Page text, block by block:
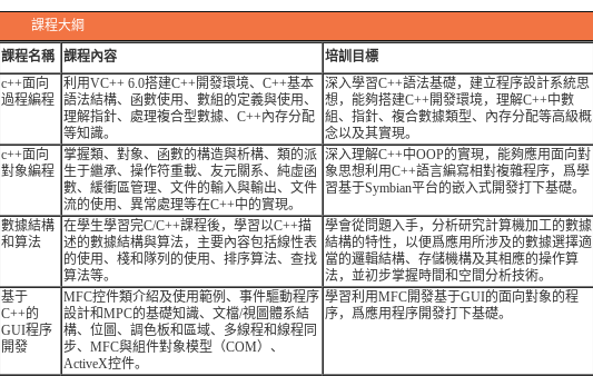
課程大綱
課程名稱
課程內容
培訓目標
c++面向
過程編程
利用VC++ 6.0搭建C++開發環境、C++基本
語法結構、函數使用、數組的定義與使用、
理解指針、處理複合型數據、C++內存分配
等知識。
深入學習C++語法基礎，建立程序設計系統思
想，能夠搭建C++開發環境，理解C++中數
組、指針、複合數據類型、內存分配等高級概
念以及其實現。
c++面向
對象編程
掌握類、對象、函數的構造與析構、類的派
生于繼承、操作符重載、友元關系、純虛函
數、緩衝區管理、文件的輸入與輸出、文件
流的使用、異常處理等在C++中的實現。
深入理解C++中OOP的實現，能夠應用面向對
象思想利用C++語言編寫相對複雜程序，爲學
習基于Symbian平台的嵌入式開發打下基礎。
數據結構
和算法
在學生學習完C/C++課程後，學習以C++描
述的數據結構與算法，主要內容包括線性表
的使用、棧和隊列的使用、排序算法、查找
算法等。
學會從問題入手，分析研究計算機加工的數據
結構的特性，以便爲應用所涉及的數據選擇適
當的邏輯結構、存儲機構及其相應的操作算
法，並初步掌握時間和空間分析技術。
基于
C++的
GUI程序
開發
MFC控件類介紹及使用範例、事件驅動程序
設計和MPC的基礎知識、文檔/視圖體系結
構、位圖、調色板和區域、多線程和線程同
步、MFC與組件對象模型（COM）、
ActiveX控件。
學習利用MFC開發基于GUI的面向對象的程
序，爲應用程序開發打下基礎。